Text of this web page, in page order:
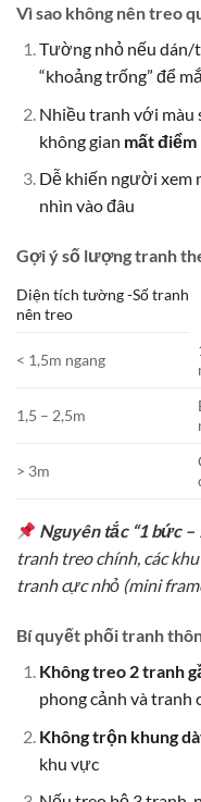
Vì sao không nên treo
Tường nhỏ nếu dán/
“khoảng trống” để
Nhiều tranh với màu
không gian mất điểm
Dễ khiến người xem
nhìn vào đâu
Gợi ý số lượng tranh
Diện tích tường -Số tranh
nên treo
< 1,5m ngang
1,5 – 2,5m
> 3m
Nguyên tắc “1 bức –
tranh treo chính, các
tranh cực nhỏ (mini
Bí quyết phối tranh
Không treo 2 tranh
phong cảnh và tranh
Không trộn khung
khu vực